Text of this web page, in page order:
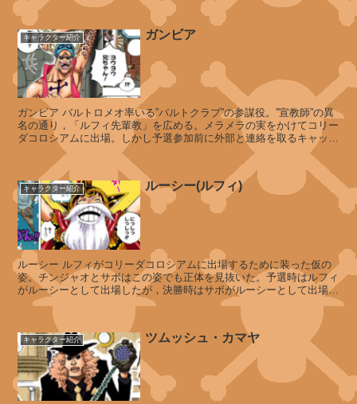
ー
コ
ブ
ー
モ
ー
ム
ニ
セ
麦
わ
ら
の
デ
キャラクター紹介 ガンビア
ガンビア バルトロメオ率いる”バルトクラブ”の参謀役。”宣教師”の異
名の通り，「ルフィ先輩教」を広める。メラメラの実をかけてコリー
ダコロシアムに出場。しかし予選参加前に外部と連絡を取るキャップ
マン(中将メイナード)の...
キャラクター紹介 ルーシー(ルフィ)
ルーシー ルフィがコリーダコロシアムに出場するために装った仮の
姿。チンジャオとサボはこの姿でも正体を見抜いた。予選時はルフィ
がルーシーとして出場したが，決勝時はサボがルーシーとして出場し
た。レベッカは未だにルフィの事...
キャラクター紹介 ツムッシュ・カマヤ